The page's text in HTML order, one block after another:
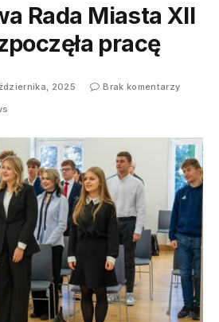
Rada Miasta XII
pracę
2025
Brak komentarzy